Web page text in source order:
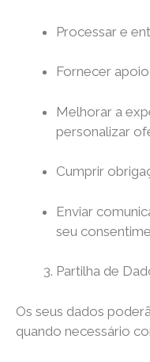
Processar e
Fornecer
Melhorar a
personalizar
Cumprir
Enviar
seu
Partilha de
Os seus dados
quando necessário